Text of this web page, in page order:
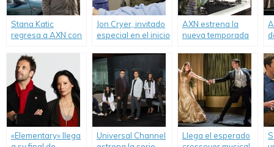
Stana Katic
regresa a AXN con
Jon Cryer, invitado
especial en el inicio
de «NCIS».
AXN estrena la
nueva temporada
Minds».
«Elementary» llega
Universal Channel
Llega el esperado